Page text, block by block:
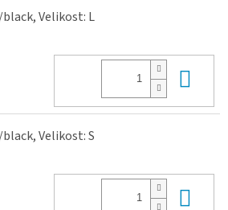
Velikost: L
Velikost: S